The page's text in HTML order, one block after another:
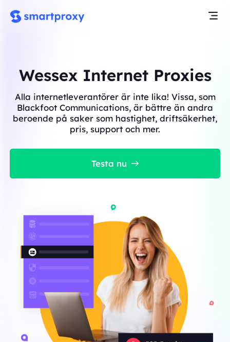
Wessex Internet Proxies
Alla internetleverantörer är inte lika! Vissa, som
Blackfoot Communications, är bättre än andra
beroende på saker som hastighet, driftsäkerhet,
pris, support och mer.
Testa nu